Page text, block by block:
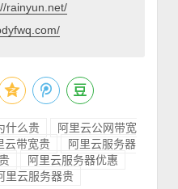
rainyun.net/
什么贵
阿里云公网带宽
云带宽贵
阿里云服务器
阿里云服务器优惠
里云服务器贵